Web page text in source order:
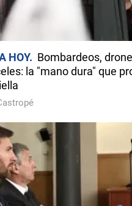
HOY
Bombardeos,
la "mano dura" que